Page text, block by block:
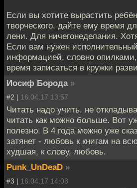
Если вы хотите вырастить
творческого, дайте ему время
лени. Для ничегонеделания.
Если вам нужен
информацией, словно
время записаться в кружки
Иосиф Борода »
#2 | 16.04.17 13:57
Читать надо учить, не
читать как можно больше. Вот
полезно. В 4 года можно уже
затянет - любовь к книгам на
худшая, к слову, любовь.
Punk_UnDeaD »
#3 | 16.04.17 14:08